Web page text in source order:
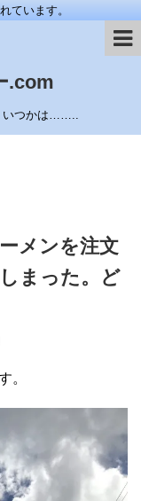
ています。
.com
いつかは……..
メンを注文
まった。ど
。